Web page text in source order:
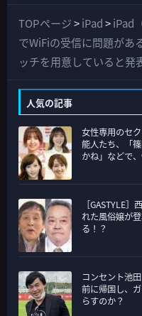
て
の
カ
リ
ー
TOPページ>iPad>iPad
でWiFiの受信に問題があ
ッチを用意していると発
人気の記事
女性専用のセ
能人たち、「
かね」などで
［GASTYLE
れた風俗嬢が
る！？
コンセント池
前に帰国し、
らすのか？